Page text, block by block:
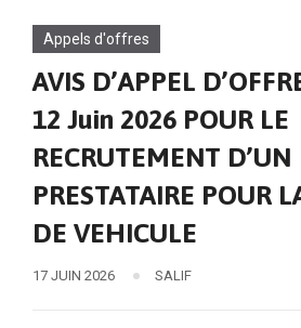
Appels d'offres
AVIS D’APPEL
12 Juin 2026 POUR LE
RECRUTEMENT D’UN
PRESTATAIRE POUR
DE VEHICULE
17 JUIN 2026 SALIF